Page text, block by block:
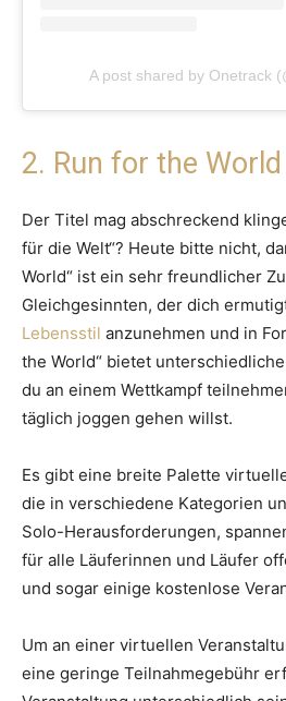
A post shared by Onetrack
2. Run for the World
Der Titel mag abschreckend
für die Welt“? Heute bitte nicht,
World“ ist ein sehr freundlicher
Gleichgesinnten, der dich
Lebensstil anzunehmen und in
the World“ bietet
du an einem Wettkampf
täglich joggen gehen willst.
Es gibt eine breite Palette
die in verschiedene Kategorien
Solo-Herausforderungen,
für alle Läuferinnen und Läufer
und sogar einige kostenlose
Um an einer virtuellen
eine geringe Teilnahmegebühr